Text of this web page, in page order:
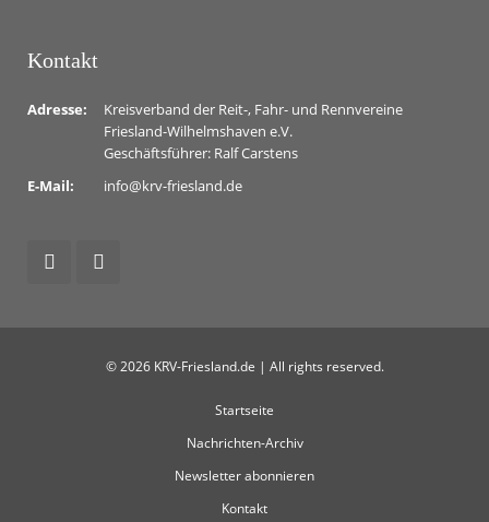
Kontakt
Adresse:
Kreisverband der Reit-, Fahr- und Rennvereine
Friesland-Wilhelmshaven e.V.
Geschäftsführer: Ralf Carstens
E-Mail:
info@krv-friesland.de
© 2026 KRV-Friesland.de | All rights reserved.
Startseite
Nachrichten-Archiv
Newsletter abonnieren
Kontakt